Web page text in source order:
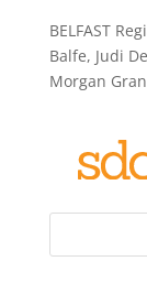
BELFAST
Balfe, Judi
Morgan